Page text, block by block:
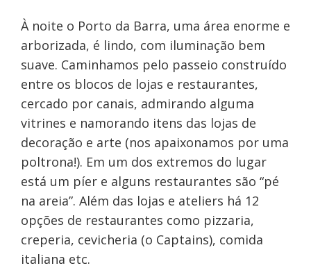
À noite o Porto da Barra, uma área enorme e
arborizada, é lindo, com iluminação bem
suave. Caminhamos pelo passeio construído
entre os blocos de lojas e restaurantes,
cercado por canais, admirando alguma
vitrines e namorando itens das lojas de
decoração e arte (nos apaixonamos por uma
poltrona!). Em um dos extremos do lugar
está um píer e alguns restaurantes são “pé
na areia”. Além das lojas e ateliers há 12
opções de restaurantes como pizzaria,
creperia, cevicheria (o Captains), comida
italiana etc.